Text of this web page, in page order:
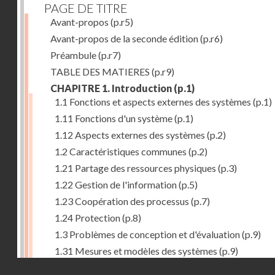
PAGE DE TITRE
Avant-propos (p.r5)
Avant-propos de la seconde édition(p.r6)
Préambule(p.r7)
TABLE DES MATIERES (p.r9)
CHAPITRE 1. Introduction (p.1)
1.1 Fonctions et aspects externes des systèmes (p.1)
1.11 Fonctions d'un système(p.1)
1.12 Aspects externes des systèmes (p.2)
1.2 Caractéristiques communes (p.2)
1.21 Partage des ressources physiques (p.3)
1.22 Gestion de l'information(p.5)
1.23 Coopération des processus (p.7)
1.24 Protection(p.8)
1.3 Problèmes de conception et d'évaluation(p.9)
1.31 Mesures et modèles des systèmes (p.9)